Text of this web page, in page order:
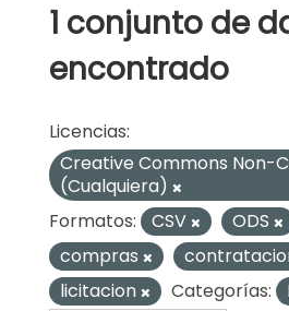
1 conjunto de
encontrado
Licencias:
Creative Commons Non-
(Cualquiera)
Formatos:
CSV ODS
compras
licitacion
Categorías: